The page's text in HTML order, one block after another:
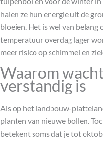
halen ze hun energie uit de
bloeien. Het is wel van belang
temperatuur overdag lager
meer risico op schimmel en
Waarom
verstandig is
Als op het landbouw-
planten van nieuwe bollen.
betekent soms dat je tot